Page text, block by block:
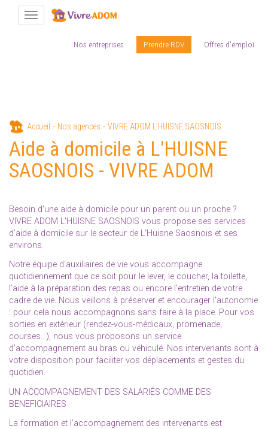
Aller
contenu
principal
Nos entreprises Prendre RDV Offres d'emploi
Toggle navigation
Accueil Nos agences VIVRE ADOM L’HUISNE SAOSNOIS
Aide à domicile à L'HUISNE
SAOSNOIS - VIVRE ADOM
Besoin d'une aide à domicile pour un parent ou un proche ?
VIVRE ADOM L'HUISNE SAOSNOIS vous propose ses services
d’aide à domicile sur le secteur de L'Huisne Saosnois et ses
environs.
Notre équipe d'auxiliaires de vie vous accompagne
quotidiennement que ce soit pour le lever, le coucher, la toilette,
l’aide à la préparation des repas ou encore l’entretien de votre
cadre de vie. Nous veillons à préserver et encourager l'autonomie
: pour cela nous accompagnons sans faire à la place. Pour vos
sorties en extérieur (rendez-vous-médicaux, promenade,
courses...), nous vous proposons un service
d’accompagnement au bras ou véhiculé. Nos intervenants sont à
votre disposition pour faciliter vos déplacements et gestes du
quotidien.
UN ACCOMPAGNEMENT DES SALARIÉS COMME DES
BENEFICIAIRES
La formation et l'accompagnement des intervenants est